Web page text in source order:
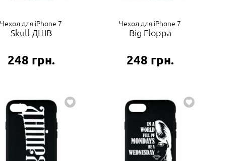
Чехол для iPhone 7
Skull ДШВ
248 грн.
Чехол для iPhone 7
Big Floppa
248 грн.